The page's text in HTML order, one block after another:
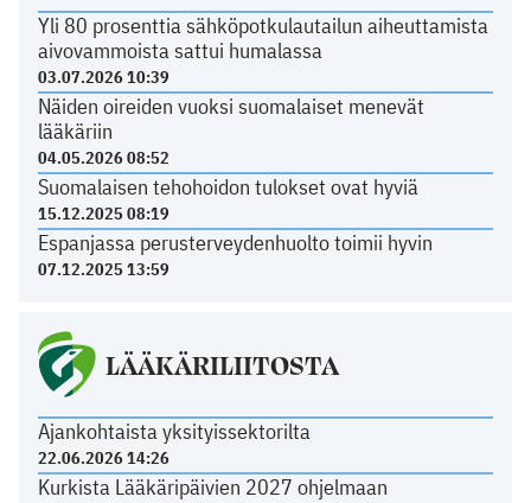
Yli 80 prosenttia sähköpotkulautailun aiheuttamista
aivovammoista sattui humalassa
03.07.2026 10:39
Näiden oireiden vuoksi suomalaiset menevät
lääkäriin
04.05.2026 08:52
Suomalaisen tehohoidon tulokset ovat hyviä
15.12.2025 08:19
Espanjassa perusterveydenhuolto toimii hyvin
07.12.2025 13:59
LÄÄKÄRILIITOSTA
Ajankohtaista yksityissektorilta
22.06.2026 14:26
Kurkista Lääkäripäivien 2027 ohjelmaan